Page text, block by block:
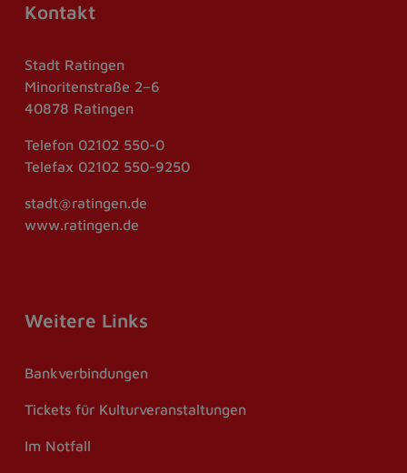
Kontakt
Stadt Ratingen
Minoritenstraße 2–6
40878 Ratingen
Telefon 02102 550-0
Telefax 02102 550-9250
stadt@ratingen.de
www.ratingen.de
Weitere Links
Bankverbindungen
Tickets für Kulturveranstaltungen
Im Notfall